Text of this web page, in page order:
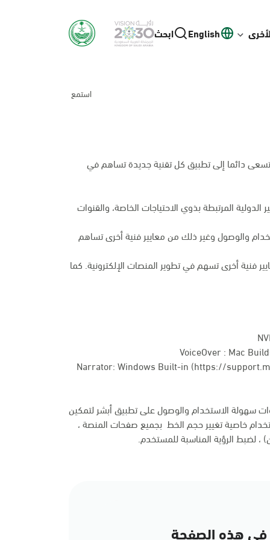
English ابحث
استمع
دائما إلى تطبيق كل تقنية جديدة تساهم في
المرتبطة بذوي الاحتياجات الخاصة، والقنوات
والوصول وغير ذلك من معايير فنية أخرى تساهم
فنية أخرى تسهم في تطوير المنصات الإلكترونية. كما
VoiceOver : Mac
Narrator: Windows Built-in (https://
سهولة الاستخدام والوصول على تطبيق أبشر لتمكين
خاصية تغيير حجم الخط بجميع صفحات المنصة ،
، لضبط الرؤية المناسبة للمستخدم.
هذه الصفحة